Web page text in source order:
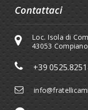
Contattaci
Loc. Isola di
43053
+39